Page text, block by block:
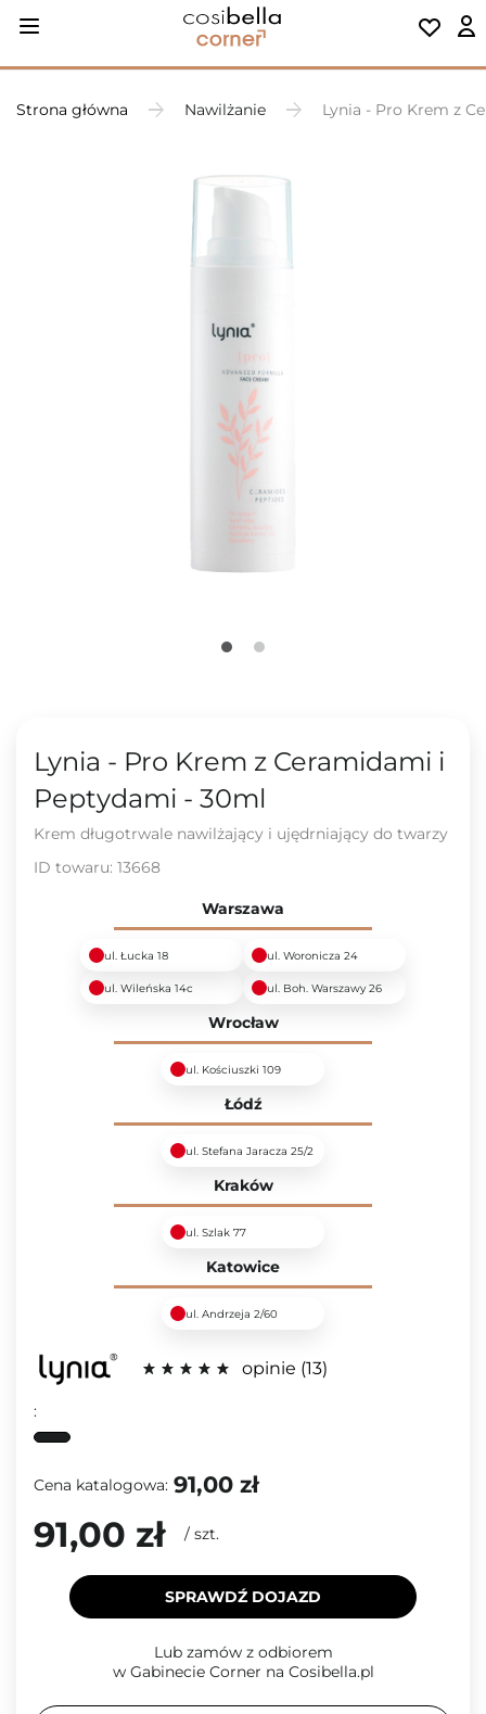
Strona główna Nawilżanie Lynia - Pro Krem z
Lynia - Pro Krem z Ceramidami i
Peptydami - 30ml
Krem długotrwale nawilżający i ujędrniający do twarzy
ID towaru: 13668
Warszawa
ul. Łucka 18 ul. Woronicza 24
ul. Wileńska 14c ul. Boh. Warszawy 26
Wrocław
ul. Kościuszki 109
Łódź
ul. Stefana Jaracza 25/2
Kraków
ul. Szlak 77
Katowice
ul. Andrzeja 2/60
opinie 13
:
Cena katalogowa: 91,00 zł
91,00 zł / szt.
SPRAWDŹ DOJAZD
Lub zamów z odbiorem
w Gabinecie Corner na Cosibella.pl